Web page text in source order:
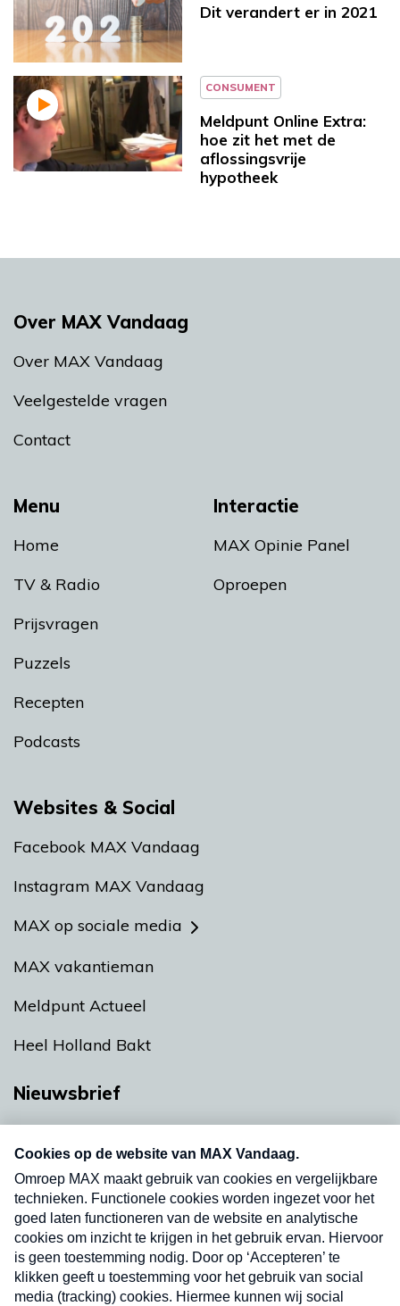
Dit verandert er in 2021
CONSUMENT
Meldpunt Online Extra:
hoe zit het met de
aflossingsvrije
hypotheek
Menu
Home
TV & Radio
Prijsvragen
Puzzels
Recepten
Podcasts
Interactie
MAX Opinie Panel
Oproepen
Over MAX Vandaag
Over MAX Vandaag
Veelgestelde vragen
Contact
Websites & Social
Facebook MAX Vandaag
Instagram MAX Vandaag
MAX op sociale media
MAX vakantieman
Meldpunt Actueel
Heel Holland Bakt
Nieuwsbrief
nieuwsbrief. Elke vrijdag- en dinsdagochtend in
uw mailbox.
Verzend